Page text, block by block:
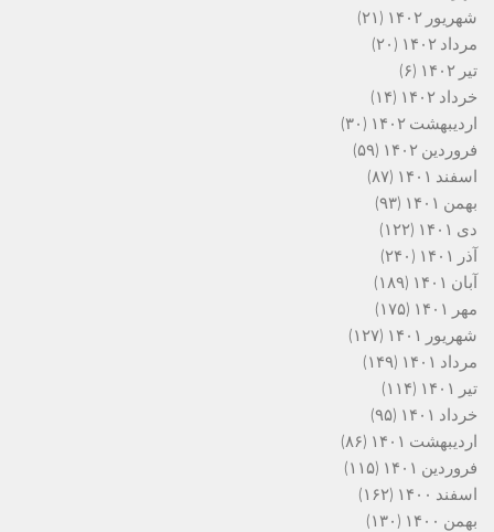
شهریور ۱۴۰۲
(۲۱)
مرداد ۱۴۰۲
(۲۰)
تیر ۱۴۰۲
(۶)
خرداد ۱۴۰۲
(۱۴)
اردیبهشت ۱۴۰۲
(۳۰)
فروردین ۱۴۰۲
(۵۹)
اسفند ۱۴۰۱
(۸۷)
بهمن ۱۴۰۱
(۹۳)
دی ۱۴۰۱
(۱۲۲)
آذر ۱۴۰۱
(۲۴۰)
آبان ۱۴۰۱
(۱۸۹)
مهر ۱۴۰۱
(۱۷۵)
شهریور ۱۴۰۱
(۱۲۷)
مرداد ۱۴۰۱
(۱۴۹)
تیر ۱۴۰۱
(۱۱۴)
خرداد ۱۴۰۱
(۹۵)
اردیبهشت ۱۴۰۱
(۸۶)
فروردین ۱۴۰۱
(۱۱۵)
اسفند ۱۴۰۰
(۱۶۲)
بهمن ۱۴۰۰
(۱۳۰)